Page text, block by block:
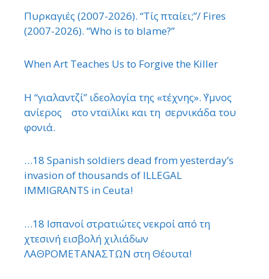
Πυρκαγιές (2007-2026). “Τίς πταίει;”/ Fires
(2007-2026). “Who is to blame?”
When Art Teaches Us to Forgive the Killer
Η “γιαλαντζί” ιδεολογία της «τέχνης». ΄Υμνος
ανίερος στο νταϊλίκι και τη σερνικάδα του
φονιά.
…18 Spanish soldiers dead from yesterday’s
invasion of thousands of ILLEGAL
IMMIGRANTS in Ceuta!
…18 Ισπανοί στρατιώτες νεκροί από τη
χτεσινή εισβολή χιλιάδων
ΛΑΘΡΟΜΕΤΑΝΑΣΤΩΝ στη Θέουτα!